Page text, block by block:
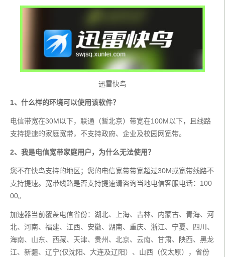
迅雷快鸟
1、什么样的环境可以使用该软件？
电信带宽在30M以下，联通（暂北京）带宽在100M以下，且线路
支持提速的家庭宽带，不支持政府、企业及校园网宽带。
2、我是电信宽带家庭用户，为什么无法使用？
您不在快鸟支持的地区；您的电信宽带带宽超过30M或宽带线路不
支持提速。宽带线路是否支持提速请咨询当地电信客服电话：100
00。
加速器当前覆盖电信省份：湖北、上海、吉林、内蒙古、青海、河
北、河南、福建、江西、安徽、湖南、重庆、浙江、宁夏、四川、
海南、山东、西藏、天津、贵州、北京、云南、甘肃、陕西、黑龙
江、新疆、辽宁(仅沈阳、大连及辽阳）、山西（仅太原），省份